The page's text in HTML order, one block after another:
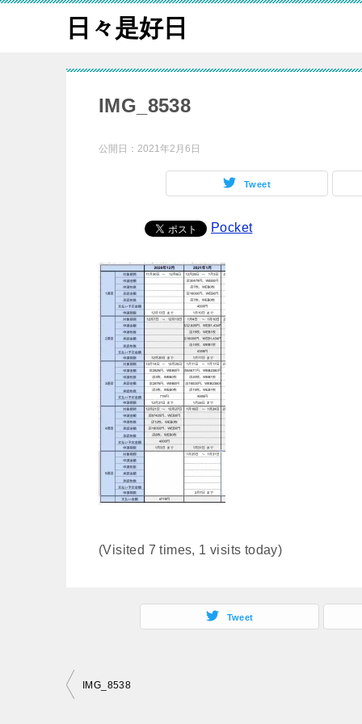
日々是好日
IMG_8538
公開日： 2021年2月6日
Tweet
Pocket
(Visited 7 times, 1 visits today)
Tweet
投
IMG_8538